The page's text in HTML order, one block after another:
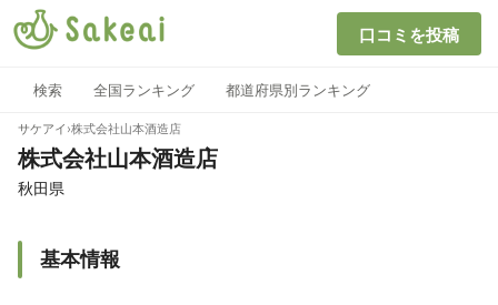
口コミを投稿
検索 全国ランキング 都道府県別ランキング
サケアイ ›株式会社山本酒造店
株式会社山本酒造店
秋田県
基本情報